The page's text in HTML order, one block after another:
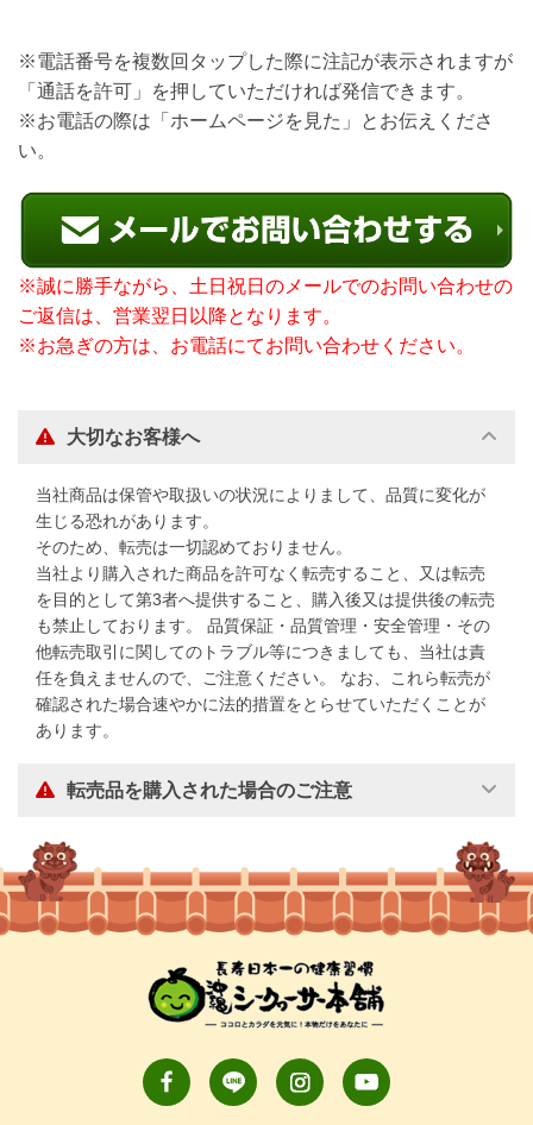
※電話番号を複数回タップした際に注記が表示されますが
「通話を許可」を押していただければ発信できます。
※お電話の際は「ホームページを見た」とお伝えくださ
い。
※誠に勝手ながら、土日祝日のメールでのお問い合わせの
ご返信は、営業翌日以降となります。
※お急ぎの方は、お電話にてお問い合わせください。
大切なお客様へ
当社商品は保管や取扱いの状況によりまして、品質に変化が
生じる恐れがあります。
そのため、転売は一切認めておりません。
当社より購入された商品を許可なく転売すること、又は転売
を目的として第3者へ提供すること、購入後又は提供後の転売
も禁止しております。 品質保証・品質管理・安全管理・その
他転売取引に関してのトラブル等につきましても、当社は責
任を負えませんので、ご注意ください。 なお、これら転売が
確認された場合速やかに法的措置をとらせていただくことが
あります。
転売品を購入された場合のご注意